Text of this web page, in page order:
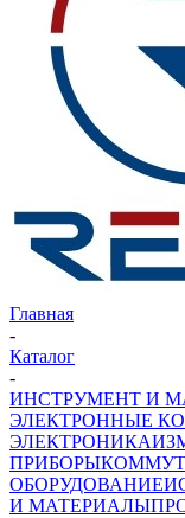
Главная
-
Каталог
-
ИНСТРУМЕНТ И
ЭЛЕКТРОННЫЕ
ЭЛЕКТРОНИКА
ПРИБОРЫ
ОБОРУДОВАНИЕ
И МАТЕРИАЛЫ